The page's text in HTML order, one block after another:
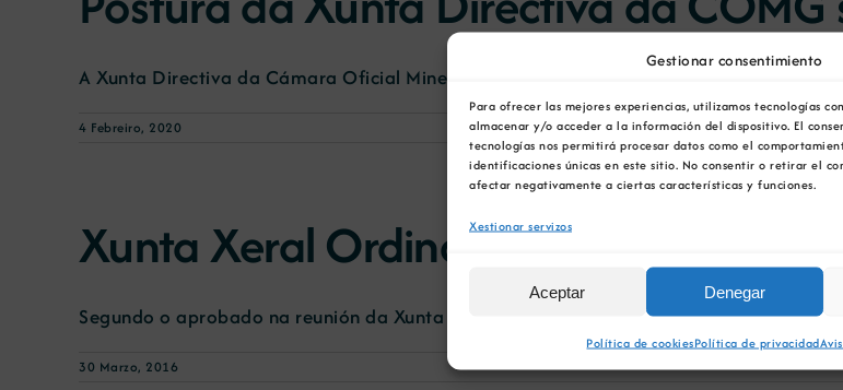
Gestionar consentimiento
Para ofrecer las mejores experiencias, utilizamos tecnologías
almacenar y/o acceder a la información del dispositivo. El
tecnologías nos permitirá procesar datos como el
identificaciones únicas en este sitio. No consentir o retirar el
afectar negativamente a ciertas características y funciones.
Xestionar servizos
Aceptar Denegar
Política de cookiesPolítica de privacidad
A Xunta Directiva da Cámara Oficial Mineira de Galicia (COMG), [...]
4 Febreiro, 2020
Xunta Xeral Ordinaria 30-03-2016
Segundo o aprobado na reunión da Xunta Directiva da Cámara [...]
30 Marzo, 2016